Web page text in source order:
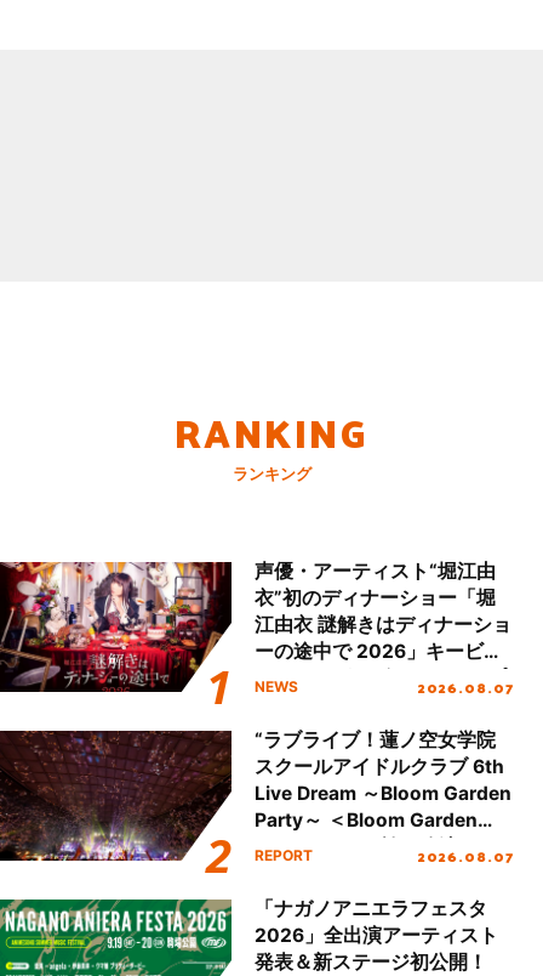
RANKING
ランキング
声優・アーティスト“堀江由
衣”初のディナーショー「堀
江由衣 謎解きはディナーショ
ーの途中で 2026」キービジ
ュアル＆グッズラインナップ
NEWS 2026.08.07
“ラブライブ！蓮ノ空女学院
スクールアイドルクラブ 6th
Live Dream ～Bloom Garden
Party～ ＜Bloom Garden
Party Stage／埼玉公演＞”
REPORT 2026.08.07
「ナガノアニエラフェスタ
2026」全出演アーティスト
発表＆新ステージ初公開！